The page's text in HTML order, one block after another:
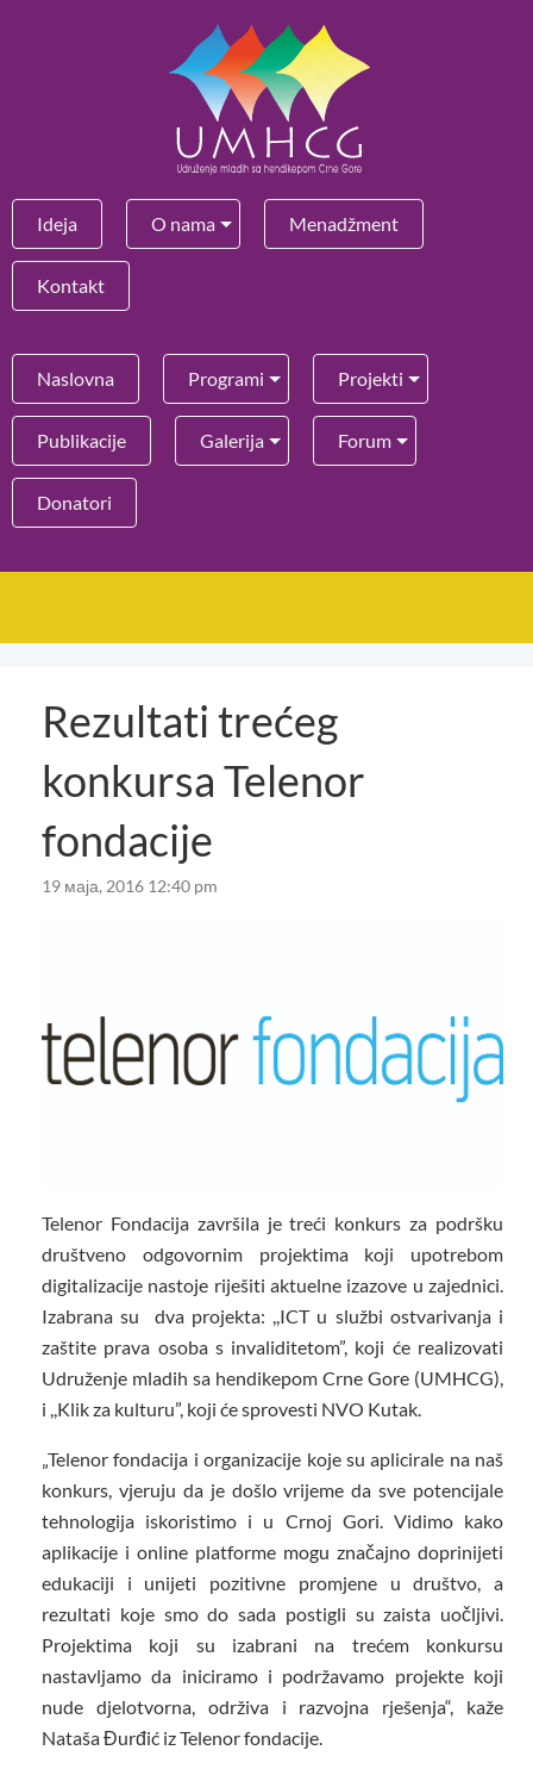
Ideja O nama Menadžment
Kontakt
Naslovna Programi Projekti
Publikacije Galerija Forum
Donatori
Rezultati trećeg
konkursa Telenor
fondacije
19 маја, 2016 12:40 pm
Telenor Fondacija završila je treći konkurs za podršku
društveno odgovornim projektima koji upotrebom
digitalizacije nastoje riješiti aktuelne izazove u zajednici.
Izabrana su dva projekta: ,,ICT u službi ostvarivanja i
zaštite prava osoba s invaliditetom”, koji će realizovati
Udruženje mladih sa hendikepom Crne Gore (UMHCG),
i ,,Klik za kulturu”, koji će sprovesti NVO Kutak.
„Telenor fondacija i organizacije koje su aplicirale na naš
konkurs, vjeruju da je došlo vrijeme da sve potencijale
tehnologija iskoristimo i u Crnoj Gori. Vidimo kako
aplikacije i online platforme mogu značajno doprinijeti
edukaciji i unijeti pozitivne promjene u društvo, a
rezultati koje smo do sada postigli su zaista uočljivi.
Projektima koji su izabrani na trećem konkursu
nastavljamo da iniciramo i podržavamo projekte koji
nude djelotvorna, održiva i razvojna rješenja“, kaže
Nataša Đurđić iz Telenor fondacije.